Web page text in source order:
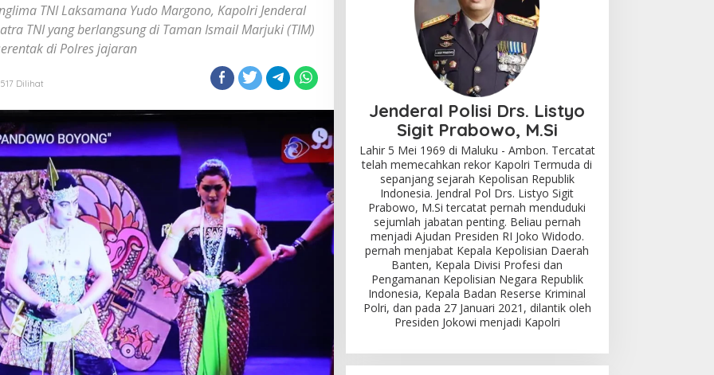
TNI Laksamana Yudo Margono, Kapolri Jenderal
TNI yang berlangsung di Taman Ismail Marjuki (TIM)
di Polres jajaran
517 Dilihat
Jenderal Polisi Drs. Listyo
Sigit Prabowo, M.Si
Lahir 5 Mei 1969 di Maluku - Ambon. Tercatat
telah memecahkan rekor Kapolri Termuda di
sepanjang sejarah Kepolisan Republik
Indonesia. Jendral Pol Drs. Listyo Sigit
Prabowo, M.Si tercatat pernah menduduki
sejumlah jabatan penting. Beliau pernah
menjadi Ajudan Presiden RI Joko Widodo.
pernah menjabat Kepala Kepolisian Daerah
Banten, Kepala Divisi Profesi dan
Pengamanan Kepolisian Negara Republik
Indonesia, Kepala Badan Reserse Kriminal
Polri, dan pada 27 Januari 2021, dilantik oleh
Presiden Jokowi menjadi Kapolri